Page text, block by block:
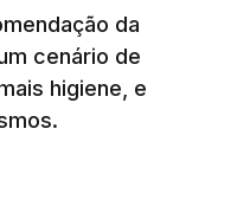
da
cenário de
higiene, e